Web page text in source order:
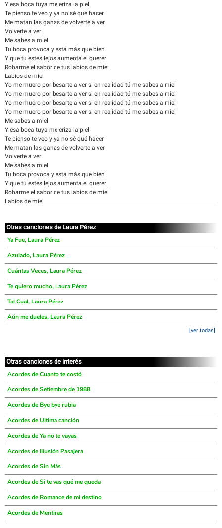
Y esa boca tuya me eriza la piel
Te pienso te veo y ya no sé qué hacer
Me matan las ganas de volverte a ver
Volverte a ver
Me sabes a miel
Tu boca provoca y está más que bien
Y que tú estés lejos aumenta el querer
Robarme el sabor de tus labios de miel
Labios de miel
Yo me muero por besarte a ver si en realidad tú me sabes a miel
Yo me muero por besarte a ver si en realidad tú me sabes a miel
Yo me muero por besarte a ver si en realidad tú me sabes a miel
Yo me muero por besarte a ver si en realidad tú me sabes a miel
Me sabes a miel
Y esa boca tuya me eriza la piel
Te pienso te veo y ya no sé qué hacer
Me matan las ganas de volverte a ver
Volverte a ver
Me sabes a miel
Tu boca provoca y está más que bien
Y que tú estés lejos aumenta el querer
Robarme el sabor de tus labios de miel
Labios de miel
Otras canciones de Laura Pérez
Ya Fue, Laura Pérez
Azulado, Laura Pérez
Cuántas Veces, Laura Pérez
Te quiero mucho, Laura Pérez
Tal Cual, Laura Pérez
Aún me dueles, Laura Pérez
[ver todas]
Otras canciones de interés
Acordes de Cuanto te costó
Acordes de Setiembre de 1988
Acordes de Bye bye rubia
Acordes de Ultima canción
Acordes de Ya no te vayas
Acordes de Iliusión Pasajera
Acordes de Sin Más
Acordes de Si te vas qué me queda
Acordes de Romance de mi destino
Acordes de Mentiras